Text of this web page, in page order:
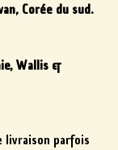
Corée du sud.
Wallis &
livraison parfois